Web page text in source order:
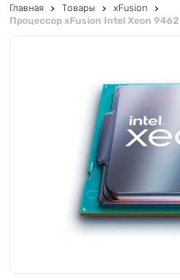
Главная Товары
xFusion
Процессор xFusion Intel Xeon